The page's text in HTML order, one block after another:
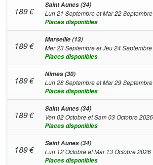
189€
Saint Aunes (34)
Lun 21 Septembre et Mar 22
Places disponibles
189€
Marseille (13)
Mer 23 Septembre et Jeu 24
Places disponibles
189€
Nimes (30)
Lun 28 Septembre et Mar 29
Places disponibles
189€
Saint Aunes (34)
Ven 02 Octobre et Sam 03 Octobre 2026
Places disponibles
189€
Saint Aunes (34)
Lun 12 Octobre et Mar 13 Octobre 2026
Places disponibles